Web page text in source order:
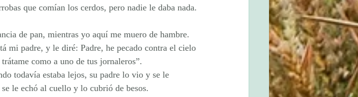
que comían los cerdos, pero nadie le daba nada.
de pan, mientras yo aquí me muero de hambre.
mi padre, y le diré: Padre, he pecado contra el cielo
como a uno de tus jornaleros”.
todavía estaba lejos, su padre lo vio y se le
le echó al cuello y lo cubrió de besos.